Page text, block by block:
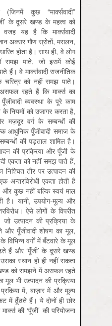
कुछ “मार्क्सवादी”
के दूसरे खण्ड के महत्व को
यह है कि मार्क्सवादी
अक्सर गौण स्रोतों, मसलन,
होता है। साथ ही, वे लोग
समझ पाते, जो इसमें कोई
हैं। वे मार्क्सवादी राजनीतिक
चरित्र को नहीं समझ पाते।
रहते हैं कि मार्क्स का
व्यवस्था के पूरे काम
नियमों को उजागर करता है,
मज़दूर वर्ग के सम्बन्धों की
आधुनिक पूँजीवादी समाज के
की पड़ताल शामिल है।
की प्रक्रिया और पूँजी के
एकता को नहीं समझ पाते हैं,
निश्चित तौर पर उत्पादन की
अन्तरविरोधी एकता होती है
और कुछ नहीं बल्कि स्वयं माल
है। यानी, उपयोग-मूल्य और
ऐसे लोगों के विपरीत
उत्पादन की प्रक्रिया के
और पूँजीवादी शोषण का मूल,
वर्गों में बँटवारे के मूल
हैं और ‘पूँजी’ के दूसरे खण्ड
स्थान हो ही नहीं सकता
को समझने में असफल रहते
भी उत्पादन की प्रक्रिया
में, बाज़ार में और मूल्य
में ढूँढते हैं। ये दोनों ही छोर
की ‘पूँजी’ की परियोजना